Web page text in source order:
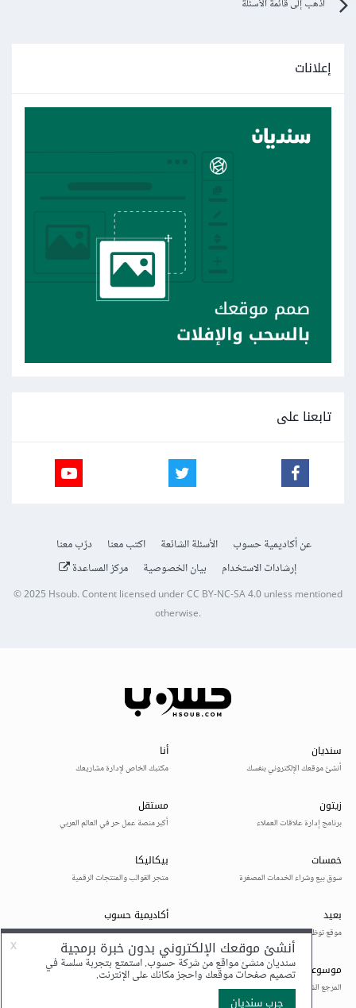
اذهب إلى قائمة الأسئلة
إعلانات
تابعنا على
عن أكاديمية حسوب الأسئلة الشائعة اكتب معنا
درّب معنا
إرشادات الاستخدام
بيان الخصوصية مركز المساعدة
© 2025Hsoub.Content licensed underCC BY-NC-SA 4.0unless mentioned
otherwise.